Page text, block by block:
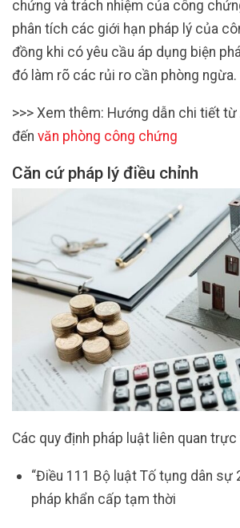
chứng và trách nhiệm của công
phân tích các giới hạn pháp lý của
đồng khi có yêu cầu áp dụng biện
đó làm rõ các rủi ro cần phòng ngừa.
>>> Xem thêm: Hướng dẫn chi tiết từ
đến văn phòng công chứng
Căn cứ pháp lý điều chỉnh
Các quy định pháp luật liên quan
“Điều 111 Bộ luật Tố tụng dân sự
pháp khẩn cấp tạm thời